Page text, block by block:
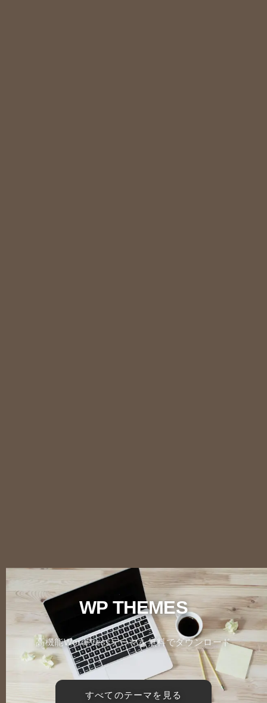
WP THEMES
高機能WordPressテーマを無料でダウンロード
すべてのテーマを見る